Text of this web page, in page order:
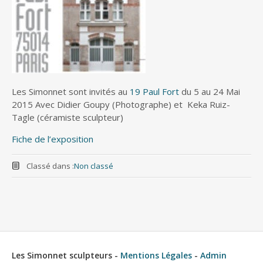
Les Simonnet sont invités au 19 Paul Fort du 5 au 24 Mai
2015 Avec Didier Goupy (Photographe) et Keka Ruiz-
Tagle (céramiste sculpteur)
Fiche de l’exposition
Classé dans :Non classé
Les Simonnet sculpteurs - Mentions Légales - Admin